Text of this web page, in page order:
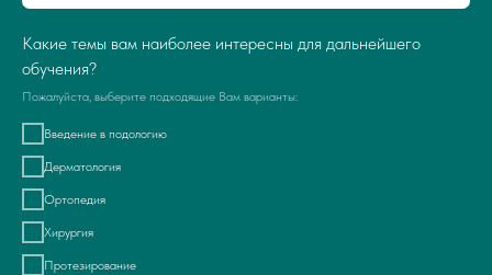
Какие темы вам наиболее интересны для дальнейшего
обучения?
Пожалуйста, выберите подходящие Вам варианты:
Введение в подологию
Дерматология
Ортопедия
Хирургия
Протезирование